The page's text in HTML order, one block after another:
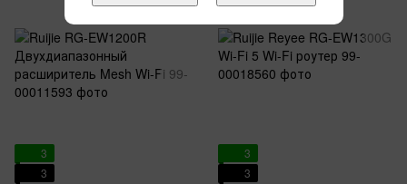
3
3
3
3